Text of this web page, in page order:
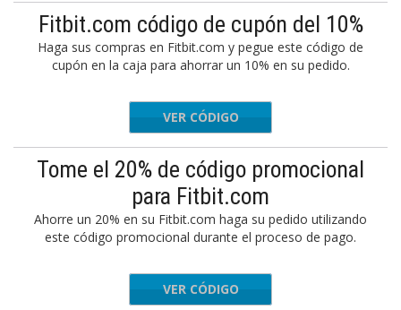
Fitbit.com código de cupón del 10%
Haga sus compras en Fitbit.com y pegue este código de
cupón en la caja para ahorrar un 10% en su pedido.
TDOOR10
VER CÓDIGO
Tome el 20% de código promocional
para Fitbit.com
Ahorre un 20% en su Fitbit.com haga su pedido utilizando
este código promocional durante el proceso de pago.
URADS20
VER CÓDIGO